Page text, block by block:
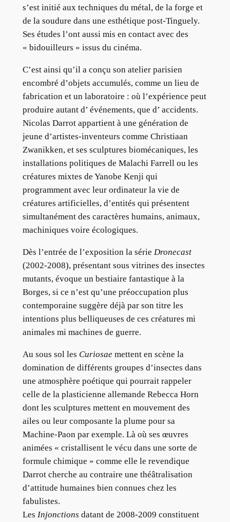
s’est initié aux techniques du métal, de la forge et
de la soudure dans une esthétique post-Tinguely.
Ses études l’ont aussi mis en contact avec des
« bidouilleurs » issus du cinéma.
C’est ainsi qu’il a conçu son atelier parisien
encombré d’objets accumulés, comme un lieu de
fabrication et un laboratoire : où l’expérience peut
produire autant d’ événements, que d’ accidents.
Nicolas Darrot appartient à une génération de
jeune d’artistes-inventeurs comme Christiaan
Zwanikken, et ses sculptures biomécaniques, les
installations politiques de Malachi Farrell ou les
créatures mixtes de Yanobe Kenji qui
programment avec leur ordinateur la vie de
créatures artificielles, d’entités qui présentent
simultanément des caractères humains, animaux,
machiniques voire écologiques.
Dès l’entrée de l’exposition la série Dronecast
(2002-2008), présentant sous vitrines des insectes
mutants, évoque un bestiaire fantastique à la
Borges, si ce n’est qu’une préoccupation plus
contemporaine suggère déjà par son titre les
intentions plus belliqueuses de ces créatures mi
animales mi machines de guerre.
Au sous sol les Curiosaemettent en scène la
domination de différents groupes d’insectes dans
une atmosphère poétique qui pourrait rappeler
celle de la plasticienne allemande Rebecca Horn
dont les sculptures mettent en mouvement des
ailes ou leur composante la plume pour sa
Machine-Paon par exemple. Là où ses œuvres
animées « cristallisent le vécu dans une sorte de
formule chimique » comme elle le revendique
Darrot cherche au contraire une théâtralisation
d’attitude humaines bien connues chez les
fabulistes.
Les Injonctions datant de 2008-2009 constituent